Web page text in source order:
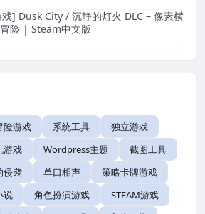
戏] Dusk City / 沉静的灯火 DLC – 像素横
险 | Steam中文版
险游戏 系统工具
独立游戏
游戏 Wordpress主题
截图工具
侵袭 单口相声
策略卡牌游戏
说 角色扮演游戏
STEAM游戏